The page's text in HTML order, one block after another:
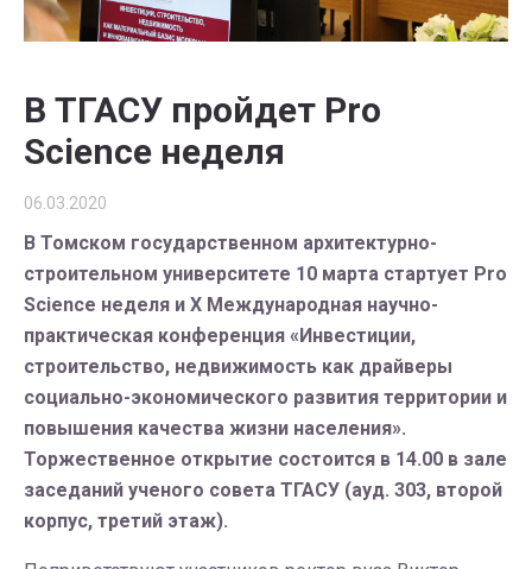
В ТГАСУ пройдет Pro
Science неделя
06.03.2020
В Томском государственном архитектурно-
строительном университете 10 марта стартует Pro
Science неделя и Х Международная научно-
практическая конференция «Инвестиции,
строительство, недвижимость как драйверы
социально-экономического развития территории и
повышения качества жизни населения».
Торжественное открытие состоится в 14.00 в зале
заседаний ученого совета ТГАСУ (ауд. 303, второй
корпус, третий этаж).